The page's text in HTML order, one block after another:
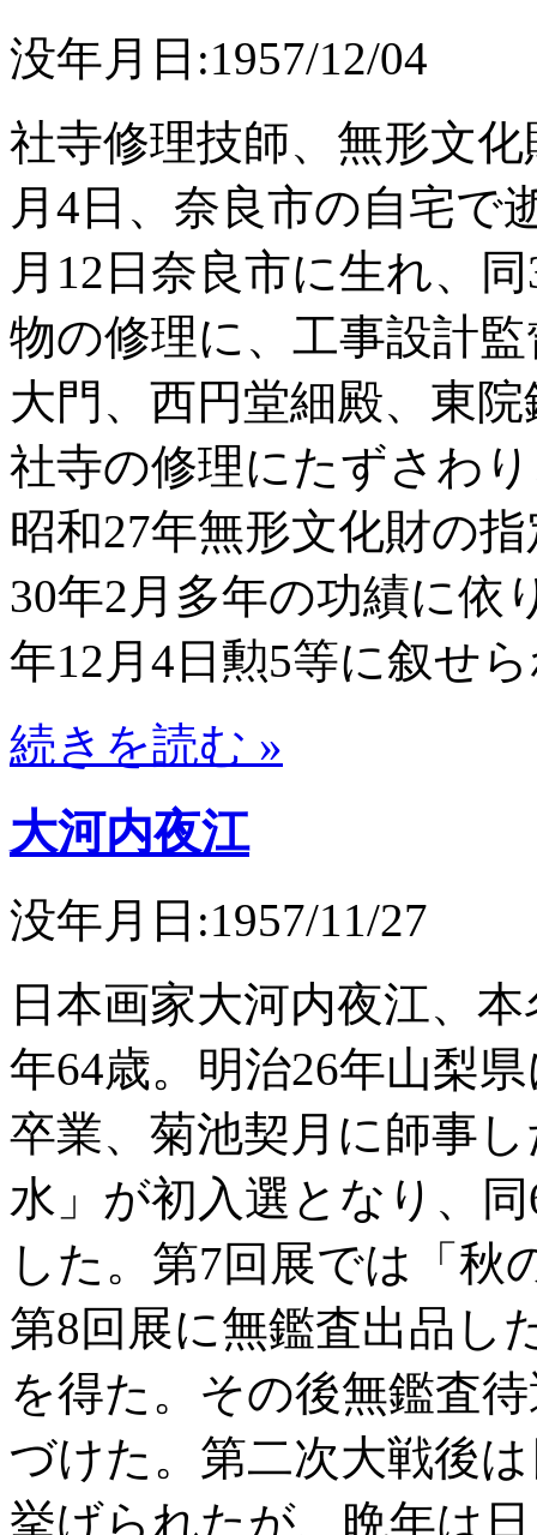
没年月日:1957/12/04
社寺修理技師、無形文
月4日、奈良市の自宅で
月12日奈良市に生れ、
物の修理に、工事設計
大門、西円堂細殿、東
社寺の修理にたずさわ
昭和27年無形文化財の
30年2月多年の功績に依
年12月4日勲5等に叙せ
続きを読む »
大河内夜江
没年月日:1957/11/27
日本画家大河内夜江、
年64歳。明治26年山梨
卒業、菊池契月に師事
水」が初入選となり、
した。第7回展では「秋
第8回展に無鑑査出品し
を得た。その後無鑑査
づけた。第二次大戦後
挙げられたが、晩年は